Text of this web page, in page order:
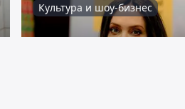
Культура и шоу-бизнес